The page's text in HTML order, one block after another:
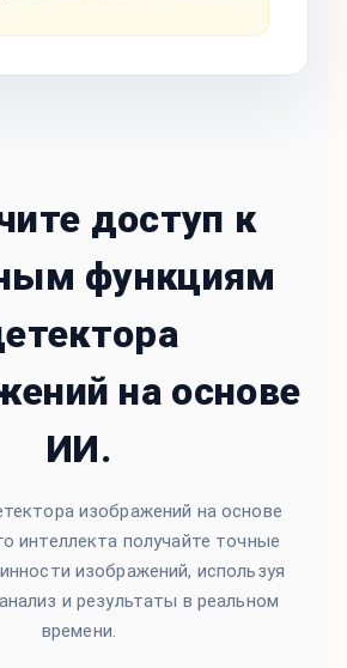
доступ к
функциям
на основе
ИИ.
изображений на основе
интеллекта получайте точные
изображений, используя
и результаты в реальном
времени.